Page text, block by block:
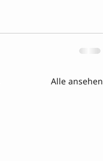
Alle ansehen